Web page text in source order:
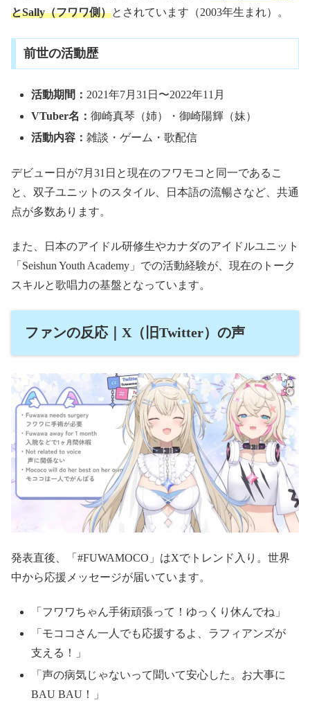
とSally（フワワ側）とされています（2003年生まれ）。
前世の活動歴
活動期間： 2021年7月31日〜2022年11月
VTuber名：御崎真琴（姉）・御崎陽輝（妹）
活動内容：雑談・ゲーム・歌配信
デビュー日が7月31日と現在のフワモコと同一であるこ
と、双子ユニットのスタイル、日本語の流暢さなど、共通
点が多数あります。
また、日本のアイドル研修生やカナダのアイドルユニット
「Seishun Youth Academy」での活動経験が、現在のトーク
スキルと歌唱力の基盤となっています。
ファンの反応｜X（旧Twitter）の声
発表直後、「#FUWAMOCO」はXでトレンド入り。世界
中から応援メッセージが届いています。
「フワワちゃん手術頑張って！ゆっくり休んでね」
「モココさん一人でも応援するよ、ラフィアンズが
支える！」
「声の病気じゃないって聞いて安心した。お大事に
BAU BAU！」